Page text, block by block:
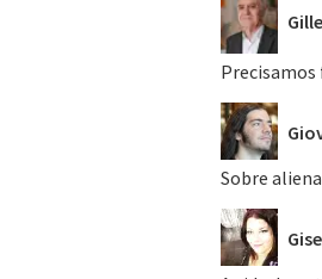
Precisamos
Sobre